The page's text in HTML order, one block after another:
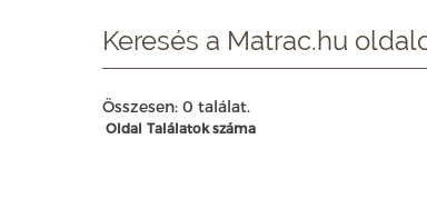
Keresés a Matrac.hu
Összesen: 0 találat.
Oldal Találatok száma